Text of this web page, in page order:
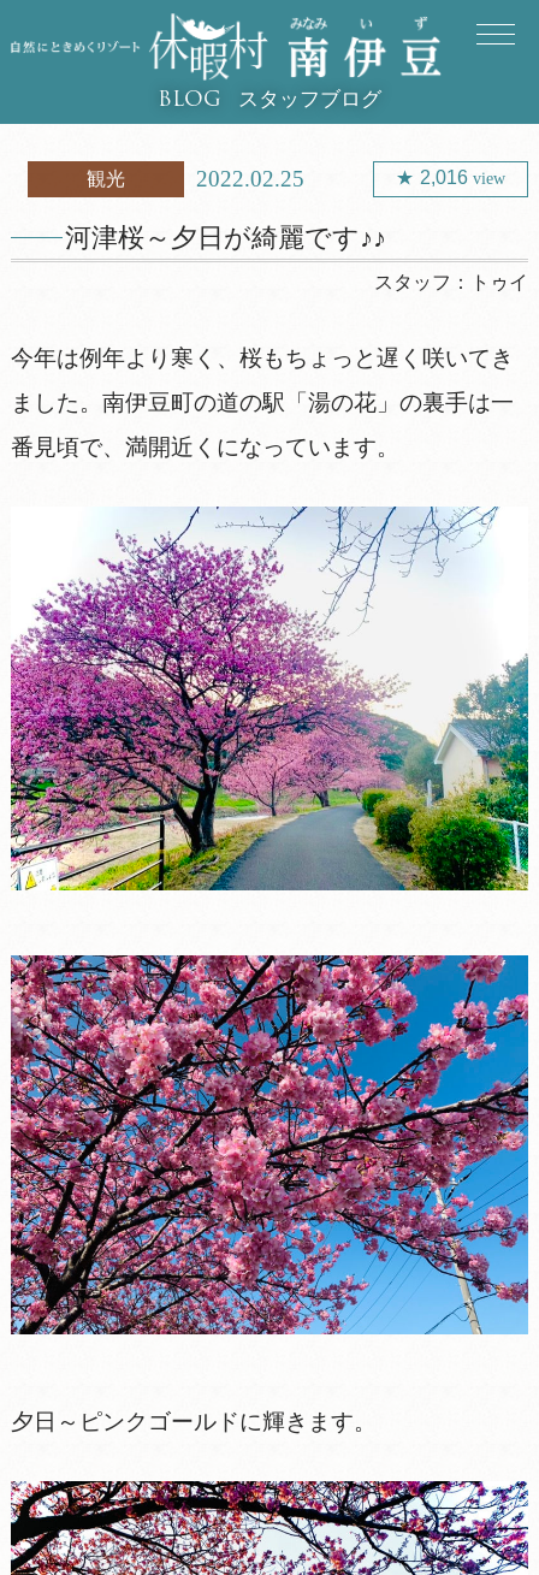
BLOG スタッフブログ
観光 2022.02.25 2,016view
河津桜～夕日が綺麗です♪♪
スタッフ： トゥイ
今年は例年より寒く、桜もちょっと遅く咲いてき
ました。南伊豆町の道の駅「湯の花」の裏手は一
番見頃で、満開近くになっています。
夕日～ピンクゴールドに輝きます。